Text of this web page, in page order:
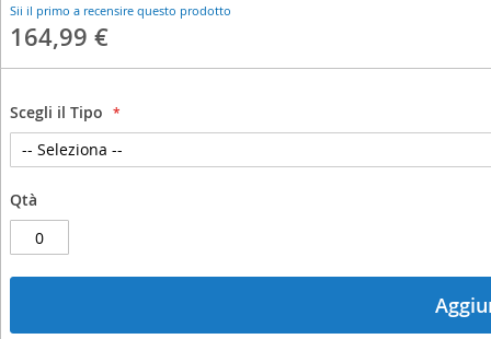
Sii il primo a recensire questo prodotto
164,99 €
Scegli il Tipo
Qtà
beginning
of
the
gallery